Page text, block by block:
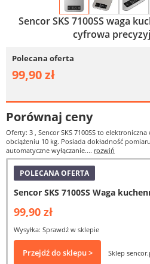
Sencor SKS 7100SS waga
cyfrowa
Polecana oferta
99,90 zł
Porównaj ceny
Oferty: 3 , Sencor SKS 7100SS to
obciążeniu 10 kg. Posiada dokładność
automatyczne wyłączanie.... rozwiń
POLECANA OFERTA
Sencor SKS 7100SS Waga
99,90 zł
Wysyłka: Sprawdź w sklepie
Przejdź do sklepu > Sklep